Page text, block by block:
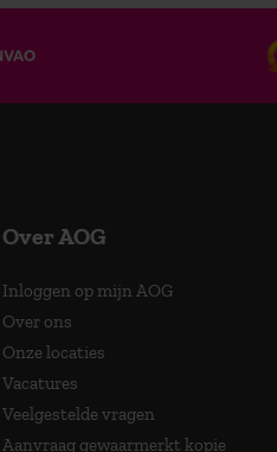
Over AOG
Inloggen op mijn AOG
Over ons
Onze locaties
Vacatures
Veelgestelde vragen
Aanvraag gewaarmerkt kopie